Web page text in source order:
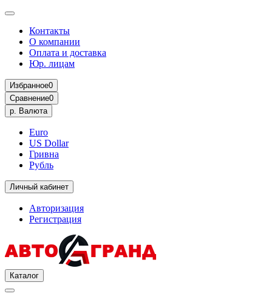
Контакты
О компании
Оплата и доставка
Юр. лицам
Избранное0
Сравнение0
р. Валюта
Euro
US Dollar
Гривна
Рубль
Личный кабинет
Авторизация
Регистрация
Каталог